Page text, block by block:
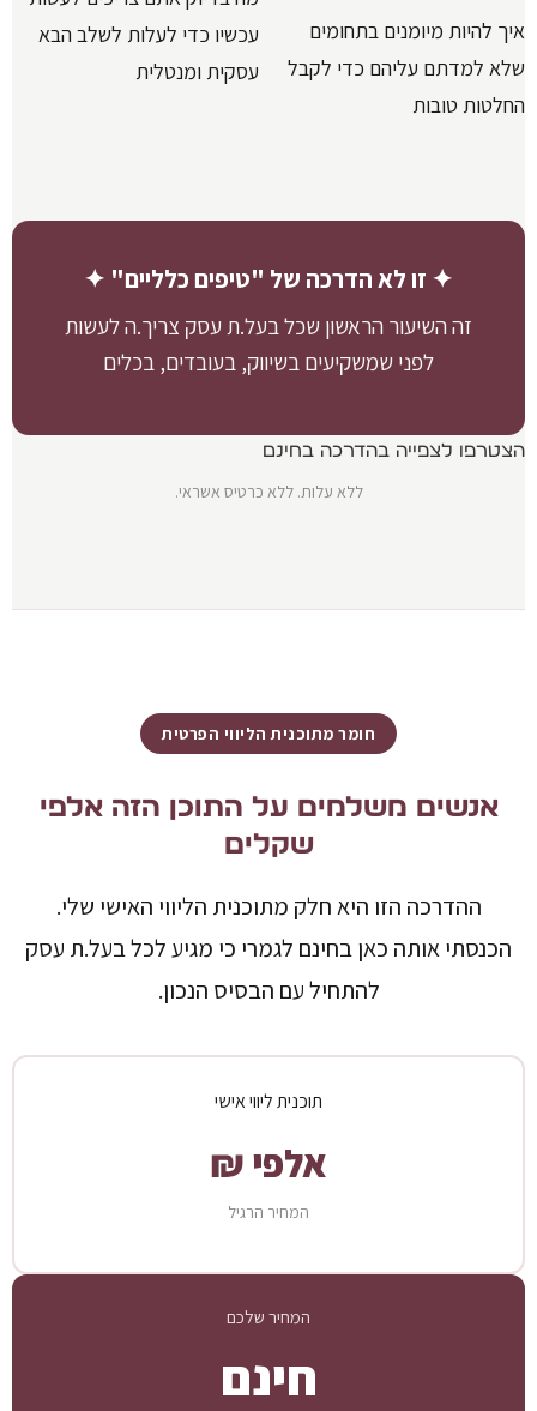
איך להיות מיומנים בתחומים
שלא למדתם עליהם כדי לקבל
החלטות טובות
עכשיו כדי לעלות לשלב הבא
עסקית ומנטלית
✦ זו לא הדרכה של "טיפים כלליים" ✦
זה השיעור הראשון שכל בעל.ת עסק צריך.ה לעשות
לפני שמשקיעים בשיווק, בעובדים, בכלים
הצטרפו לצפייה בהדרכה בחינם
ללא עלות. ללא כרטיס אשראי.
חומר מתוכנית הליווי הפרטית
אנשים משלמים על התוכן הזה אלפי
שקלים
ההדרכה הזו היא חלק מתוכנית הליווי האישי שלי.
הכנסתי אותה כאן בחינם לגמרי כי מגיע לכל בעל.ת עסק
להתחיל עם הבסיס הנכון.
תוכנית ליווי אישי
אלפי ₪
המחיר הרגיל
המחיר שלכם
חינם